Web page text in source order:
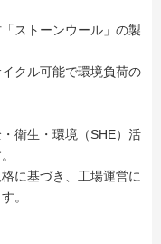
ストーンウール」の製
クル可能で環境負荷の
衛生・環境（SHE）活
に基づき、工場運営に
。